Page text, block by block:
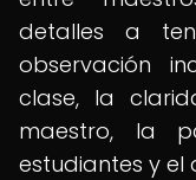
detalles a
observación
clase, la
maestro, la
estudiantes y el